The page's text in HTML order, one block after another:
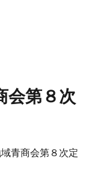
会第８次
青商会第８次定